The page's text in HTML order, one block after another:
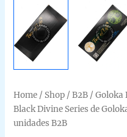
Home / Shop /B2B /Goloka
Black Divine Series de
unidades B2B